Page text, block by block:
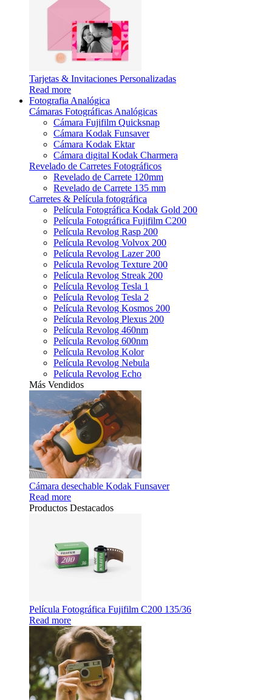
Tarjetas & Invitaciones Personalizadas
Read more
Fotografia Analógica
Cámaras Fotográficas Analógicas
Cámara Fujifilm Quicksnap
Cámara Kodak Funsaver
Cámara Kodak Ektar
Cámara digital Kodak Charmera
Revelado de Carretes Fotográficos
Revelado de Carrete 120mm
Revelado de Carrete 135 mm
Carretes & Película fotográfica
Película Fotográfica Kodak Gold 200
Película Fotográfica Fujifilm C200
Película Revolog Rasp 200
Película Revolog Volvox 200
Película Revolog Lazer 200
Película Revolog Texture 200
Película Revolog Streak 200
Película Revolog Tesla 1
Película Revolog Tesla 2
Película Revolog Kosmos 200
Película Revolog Plexus 200
Película Revolog 460nm
Película Revolog 600nm
Película Revolog Kolor
Película Revolog Nebula
Película Revolog Echo
Más Vendidos
Cámara desechable Kodak Funsaver
Read more
Productos Destacados
Película Fotográfica Fujifilm C200 135/36
Read more